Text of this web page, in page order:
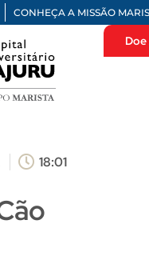
CONHEÇA A MISSÃO
18:01